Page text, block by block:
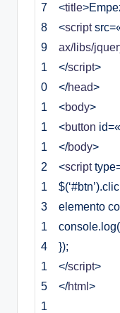
7
8
9
1
0
1
1
1
2
1
3
1
4
1
5
1
<title>
<script src=
ax/libs/
</script>
</head>
<body>
<button id=
</body>
<script type
elemento
});
</script>
</html >